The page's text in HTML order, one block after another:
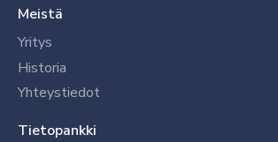
Meistä
Yritys
Historia
Yhteystiedot
Tietopankki